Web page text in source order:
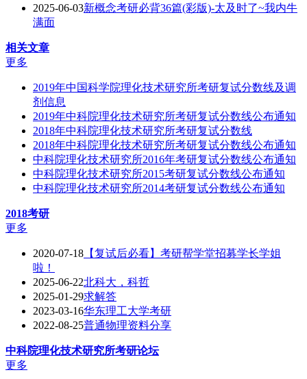
2025-06-03新概念考研必背36篇(彩版)-太及时了~我内牛
满面
相关文章
更多
2019年中国科学院理化技术研究所考研复试分数线及调
剂信息
2019年中科院理化技术研究所考研复试分数线公布通知
2018年中科院理化技术研究所考研复试分数线
2018年中科院理化技术研究所考研复试分数线公布通知
中科院理化技术研究所2016年考研复试分数线公布通知
中科院理化技术研究所2015考研复试分数线公布通知
中科院理化技术研究所2014考研复试分数线公布通知
2018考研
更多
2020-07-18 【复试后必看】考研帮学堂招募学长学姐
啦！
2025-06-22北科大，科哲
2025-01-29求解答
2023-03-16华东理工大学考研
2022-08-25普通物理资料分享
中科院理化技术研究所考研论坛
更多